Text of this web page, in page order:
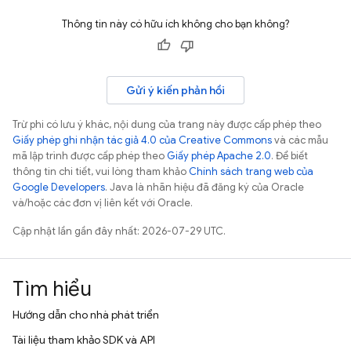
Thông tin này có hữu ích không cho bạn không?
Gửi ý kiến phản hồi
Trừ phi có lưu ý khác, nội dung của trang này được cấp phép theo
Giấy phép ghi nhận tác giả 4.0 của Creative Commonsvà các mẫu
mã lập trình được cấp phép theoGiấy phép Apache 2.0. Để biết
thông tin chi tiết, vui lòng tham khảoChính sách trang web của
Google Developers. Java là nhãn hiệu đã đăng ký của Oracle
và/hoặc các đơn vị liên kết với Oracle.
Cập nhật lần gần đây nhất: 2026-07-29 UTC.
Tìm hiểu
Hướng dẫn cho nhà phát triển
Tài liệu tham khảo SDK và API